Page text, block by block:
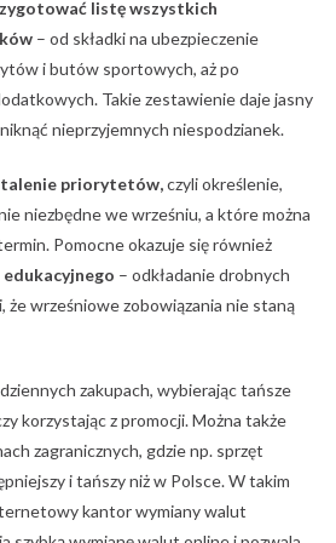
listę wszystkich
– od składki na ubezpieczenie
i butów sportowych, aż po
Takie zestawienie daje jasny
nieprzyjemnych niespodzianek.
priorytetów,czyli określenie,
niezbędne we wrześniu, a które można
Pomocne okazuje się również
– odkładanie drobnych
wrześniowe zobowiązania nie staną
zakupach, wybierając tańsze
korzystając z promocji. Można także
zagranicznych, gdzie np. sprzęt
i tańszy niż w Polsce. W takim
kantor wymiany walut